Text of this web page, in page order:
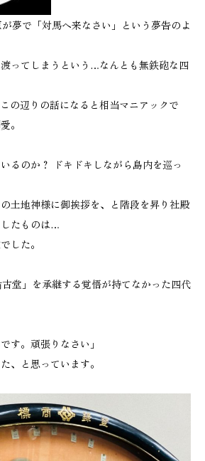
夢で「対馬へ来なさい」という夢告のよ
ってしまうという…なんとも無鉄砲な四
の辺りの話になると相当マニアックで
。
るのか？ ドキドキしながら島内を巡っ
土地神様に御挨拶を、と階段を昇り社殿
たものは…
した。
堂」を承継する覚悟が持てなかった四代
す。頑張りなさい」
、と思っています。